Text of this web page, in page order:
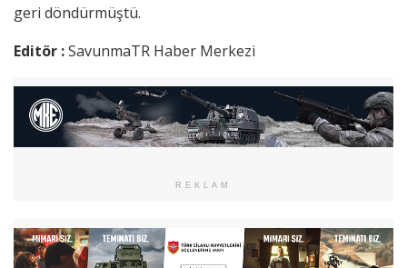
geri döndürmüştü.
Editör :SavunmaTR Haber Merkezi
REKLAM